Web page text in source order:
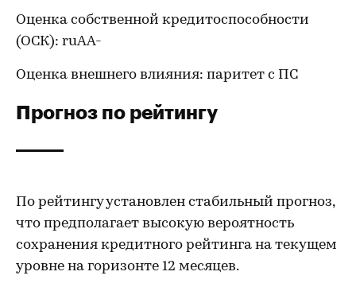
Оценка собственной кредитоспособности
(ОСК): ruAА-
Оценка внешнего влияния: паритет с ПС
Прогноз по рейтингу
По рейтингу установлен стабильный прогноз,
что предполагает высокую вероятность
сохранения кредитного рейтинга на текущем
уровне на горизонте 12 месяцев.